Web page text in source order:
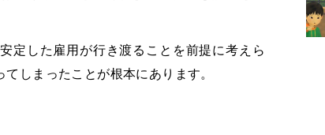
定した雇用が行き渡ることを前提に考えら
しまったことが根本にあります。